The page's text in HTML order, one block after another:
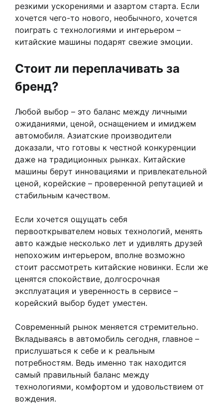
резкими ускорениями и азартом старта. Если
хочется чего-то нового, необычного, хочется
поиграть с технологиями и интерьером –
китайские машины подарят свежие эмоции.
Стоит ли переплачивать за
бренд?
Любой выбор – это баланс между личными
ожиданиями, ценой, оснащением и имиджем
автомобиля. Азиатские производители
доказали, что готовы к честной конкуренции
даже на традиционных рынках. Китайские
машины берут инновациями и привлекательной
ценой, корейские – проверенной репутацией и
стабильным качеством.
Если хочется ощущать себя
первооткрывателем новых технологий, менять
авто каждые несколько лет и удивлять друзей
непохожим интерьером, вполне возможно
стоит рассмотреть китайские новинки. Если же
ценятся спокойствие, долгосрочная
эксплуатация и уверенность в сервисе –
корейский выбор будет уместен.
Современный рынок меняется стремительно.
Вкладываясь в автомобиль сегодня, главное –
прислушаться к себе и к реальным
потребностям. Ведь именно так находится
самый правильный баланс между
технологиями, комфортом и удовольствием от
вождения.